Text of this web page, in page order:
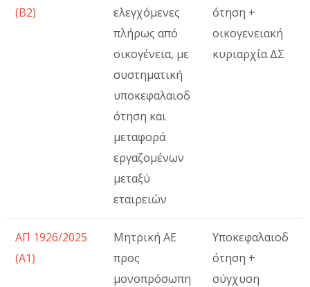
(Β2)
ελεγχόμενες
πλήρως από
οικογένεια, με
συστηματική
υποκεφαλαιοδ
ότηση και
μεταφορά
εργαζομένων
μεταξύ
εταιρειών
ότηση +
οικογενειακή
κυριαρχία ΔΣ
ΑΠ 1926/2025
(Α1)
Μητρική ΑΕ
προς
μονοπρόσωπη
Υποκεφαλαιοδ
ότηση +
σύγχυση